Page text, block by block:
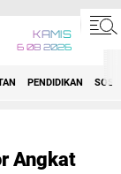
KAMIS
6 08 2026
PENDIDIKAN
Angkat